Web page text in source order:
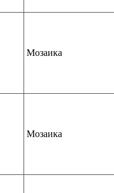
Мозаика
Мозаика